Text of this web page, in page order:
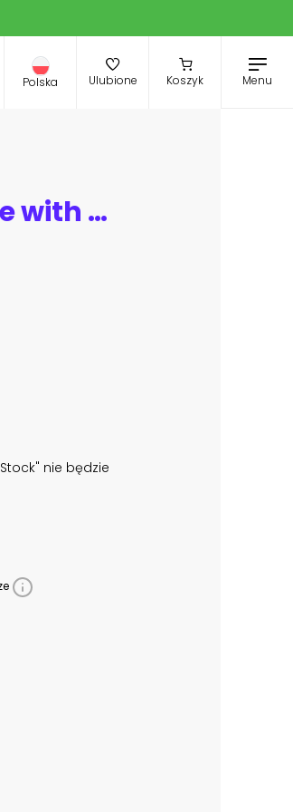
Polska Ulubione Koszyk Menu
Fresh brewed coffee with fern pattern latte art in white cup
nie będzie